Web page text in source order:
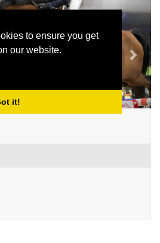
to ensure you get
our website.
it!
Next